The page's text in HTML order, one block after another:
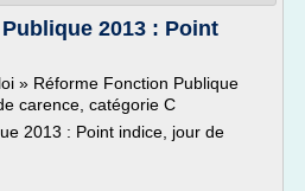
2013 : Point
» Réforme Fonction Publique
carence, catégorie C
2013 : Point indice, jour de